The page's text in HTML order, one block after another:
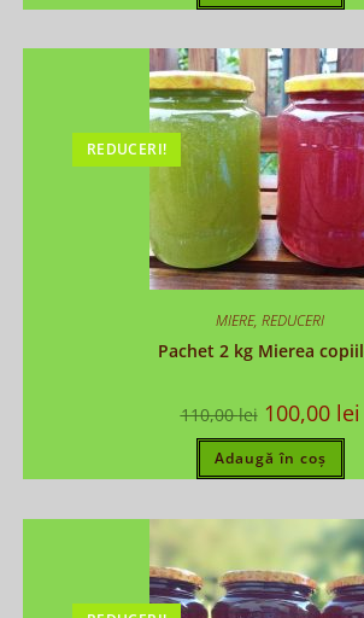
REDUCERI!
MIERE, REDUCERI
Pachet 2 kg Mierea
110,00lei 100,00 lei
Adaugă în coș